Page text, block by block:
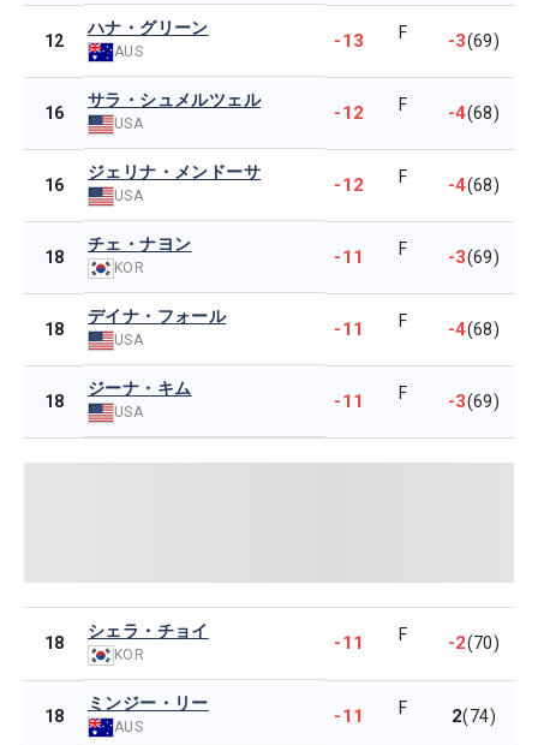
12
ハナ・グリーン
AUS -13 F -3(69)
16
サラ・シュメルツェル
USA -12 F -4(68)
16
ジェリナ・メンドーサ
USA -12 F -4(68)
18
チェ・ナヨン
KOR -11 F -3(69)
18
デイナ・フォール
USA -11 F -4(68)
18
ジーナ・キム
USA -11 F -3(69)
18
シェラ・チョイ
KOR
-11 F -2(70)
18
ミンジー・リー
AUS -11 F 2(74)